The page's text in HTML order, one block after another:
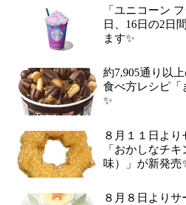
「ユニコーン
日、16日の2日
ます✨
約7,905通り以
食べ方レシピ「
✨
８月１１日より
「おかしなチ
味）」が新発売
８月８日より